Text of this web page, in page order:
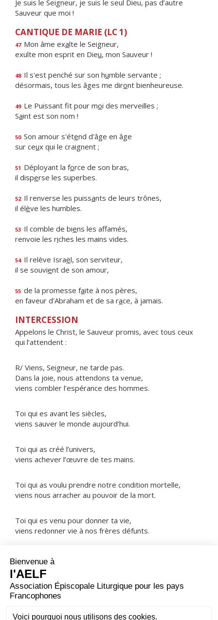
Je suis le Seigneur, je suis le seul Dieu, pas d’autre
Sauveur que moi !
CANTIQUE DE MARIE (LC 1)
47 Mon âme exalte le Seigneur,
exulte mon esprit en Dieu, mon Sauveur !
48 Il s'est penché sur son humble servante ;
désormais, tous les âges me diront bienheureuse.
49 Le Puissant fit pour moi des merveilles ;
Saint est son nom !
50 Son amour s'étend d'âge en âge
sur ceux qui le craignent ;
51 Déployant la force de son bras,
il disperse les superbes.
52 Il renverse les puissants de leurs trônes,
il élève les humbles.
53 Il comble de biens les affamés,
renvoie les riches les mains vides.
54 Il relève Israël, son serviteur,
il se souvient de son amour,
55 de la promesse faite à nos pères,
en faveur d'Abraham et de sa race, à jamais.
INTERCESSION
Appelons le Christ, le Sauveur promis, avec tous ceux
qui l’attendent :
R/ Viens, Seigneur, ne tarde pas.
Dans la joie, nous attendons ta venue,
viens combler l’espérance des hommes.
Toi qui es avant les siècles,
viens sauver le monde aujourd’hui.
Toi qui as créé l’univers,
viens achever l’œuvre de tes mains.
Toi qui as voulu prendre notre condition mortelle,
viens nous arracher au pouvoir de la mort.
Toi qui es venu pour donner ta vie,
viens redonner vie à nos frères défunts.
NOTRE PÈRE
ORAISON
Tu le vois, Seigneur, ton peuple se prépare à célébrer la
si grand mystère, pour que nous fêtions notre salut